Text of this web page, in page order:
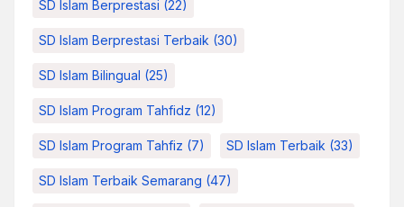
SD Islam Berprestasi (22)
SD Islam Berprestasi Terbaik (30)
SD Islam Bilingual (25)
SD Islam Program Tahfidz (12)
SD Islam Program Tahfiz (7) SD Islam Terbaik (33)
SD Islam Terbaik Semarang (47)